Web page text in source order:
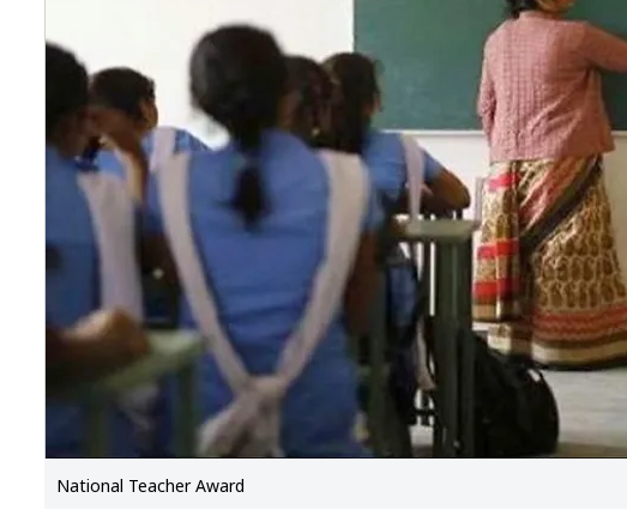
National Teacher Award